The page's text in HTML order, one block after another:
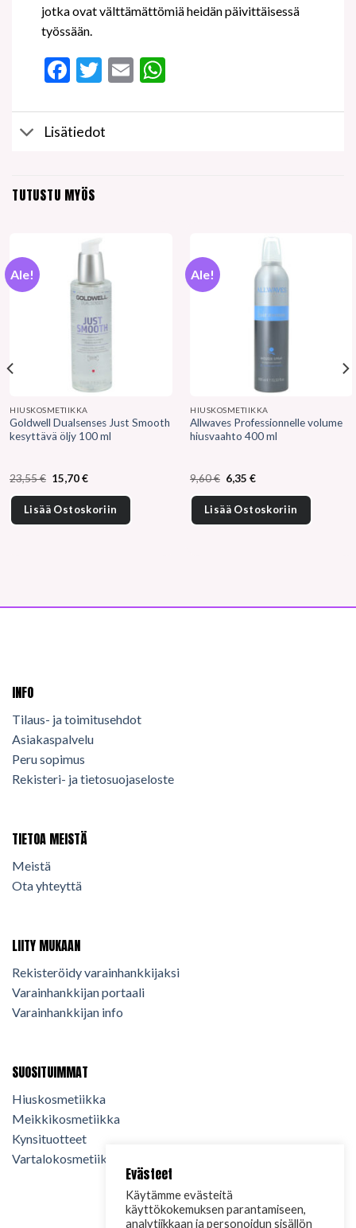
jotka ovat välttämättömiä heidän päivittäisessä
työssään.
Facebook
Twitter
EmailWhatsApp
Lisätiedot
TUTUSTU MYÖS
Ale!
HIUSKOSMETIIKKA
Goldwell Dualsenses Just Smooth
kesyttävä öljy 100 ml
23,55€ Alkuperäinen
hinta
oli:
23,55 €.
15,70€Nykyinen
on:
15,70 €.
Lisää Ostoskoriin
Ale!
HIUSKOSMETIIKKA
Allwaves Professionnelle volume
hiusvaahto 400 ml
9,60€ Alkuperäinen
hinta
oli:
9,60 €.
6,35€Nykyinen
on:
6,35 €.
Lisää Ostoskoriin
INFO
Tilaus- ja toimitusehdot
Asiakaspalvelu
Peru sopimus
Rekisteri- ja tietosuojaseloste
TIETOA MEISTÄ
Meistä
Ota yhteyttä
LIITY MUKAAN
Rekisteröidy varainhankkijaksi
Varainhankkijan portaali
Varainhankkijan info
SUOSITUIMMAT
Hiuskosmetiikka
Meikkikosmetiikka
Kynsituotteet
Vartalokosmetiikka
Evästeet
Käytämme evästeitä
käyttökokemuksen parantamiseen,
analytiikkaan ja personoidun sisällön